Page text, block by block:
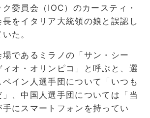
委員会（IOC）のカースティ・
をイタリア大統領の娘と誤認し
た。
場であるミラノの「サン・シー
ィオ・オリンピコ」と呼ぶと、選
イン人選手団について「いつも
」、中国人選手団については「当
にスマートフォンを持ってい